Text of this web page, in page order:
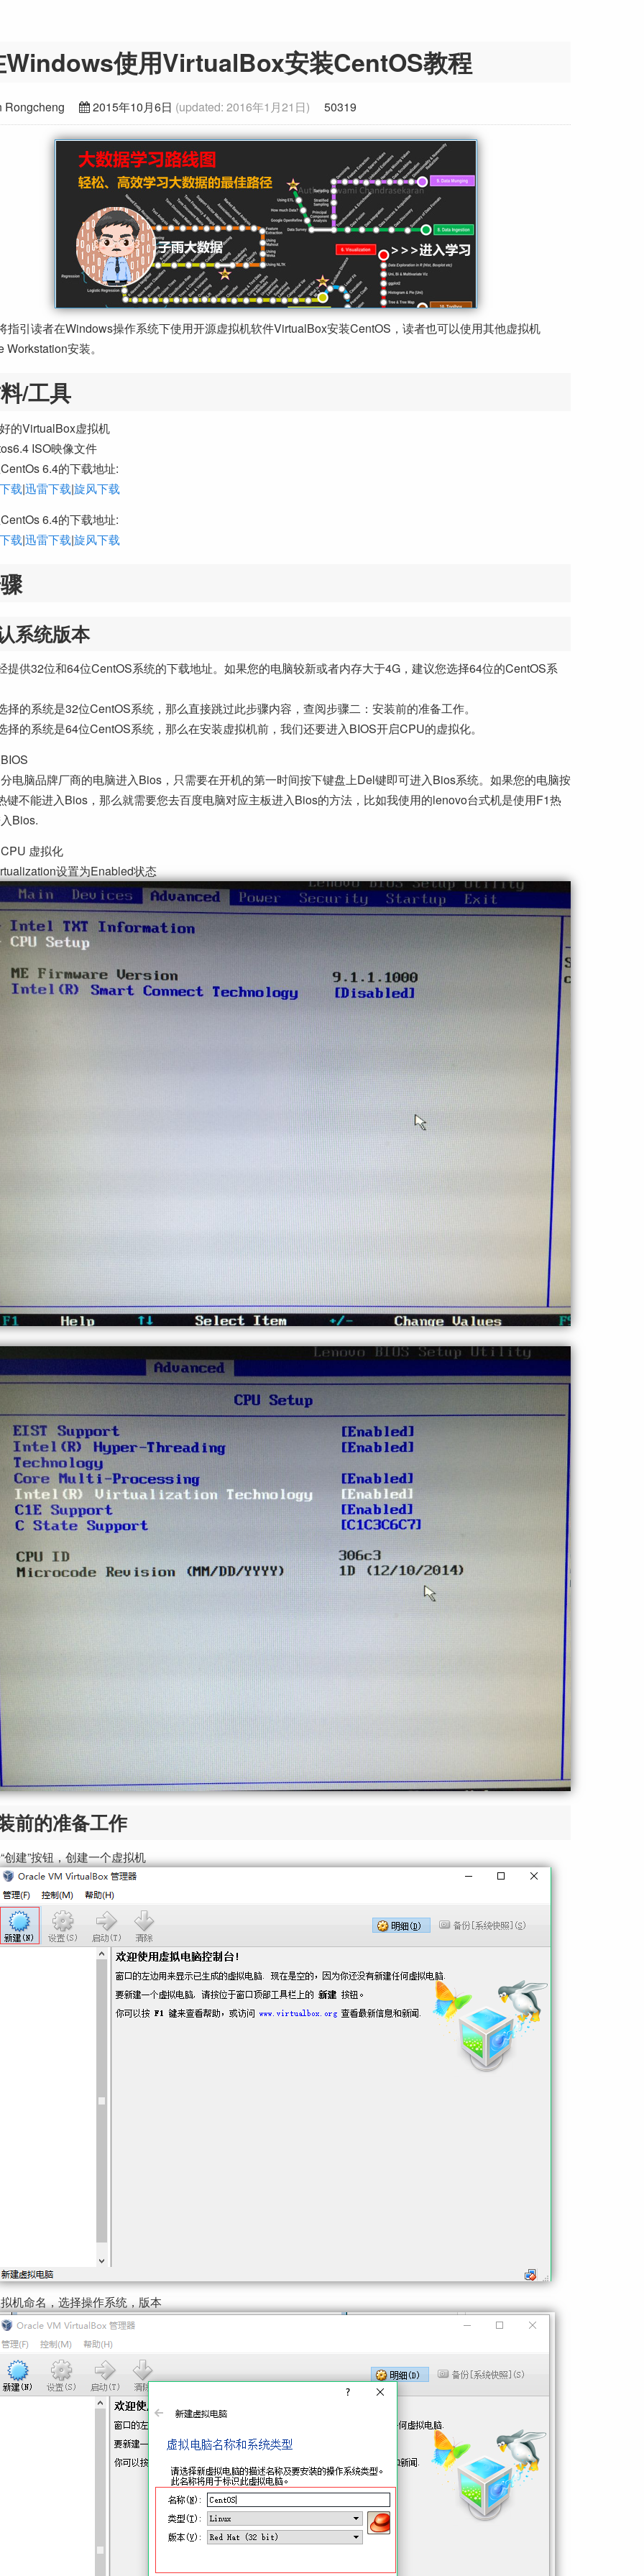
Windows使用VirtualBox安装CentOS教程
2015年10月6日 (updated: 2016年1月21日) 50319
指引读者在Windows操作系统下使用开源虚拟机软件VirtualBox安装CentOS，读者也可以使用其他虚拟机
Workstation安装。
/工具
的VirtualBox虚拟机
ISO映像文件
6.4的下载地址:
载|迅雷下载|旋风下载
6.4的下载地址:
载|迅雷下载|旋风下载
系统版本
提供32位和64位CentOS系统的下载地址。如果您的电脑较新或者内存大于4G，建议您选择64位的CentOS系
择的系统是32位CentOS系统，那么直接跳过此步骤内容，查阅步骤二：安装前的准备工作。
择的系统是64位CentOS系统，那么在安装虚拟机前，我们还要进入BIOS开启CPU的虚拟化。
电脑品牌厂商的电脑进入Bios，只需要在开机的第一时间按下键盘上Del键即可进入Bios系统。如果您的电脑按
键不能进入Bios，那么就需要您去百度电脑对应主板进入Bios的方法，比如我使用的lenovo台式机是使用F1热
Bios.
虚拟化
设置为Enabled状态
前的准备工作
创建”按钮，创建一个虚拟机
机命名，选择操作系统，版本